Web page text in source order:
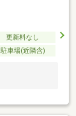
更新料なし
駐車場(近隣含)